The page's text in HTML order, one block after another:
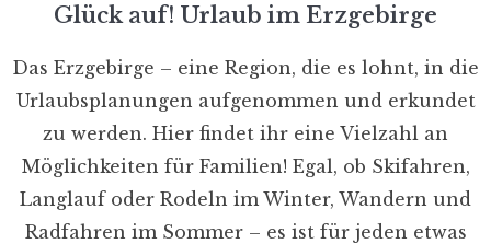
Glück auf! Urlaub im Erzgebirge
Das Erzgebirge – eine Region, die es lohnt, in die
Urlaubsplanungen aufgenommen und erkundet
zu werden. Hier findet ihr eine Vielzahl an
Möglichkeiten für Familien! Egal, ob Skifahren,
Langlauf oder Rodeln im Winter, Wandern und
Radfahren im Sommer – es ist für jeden etwas